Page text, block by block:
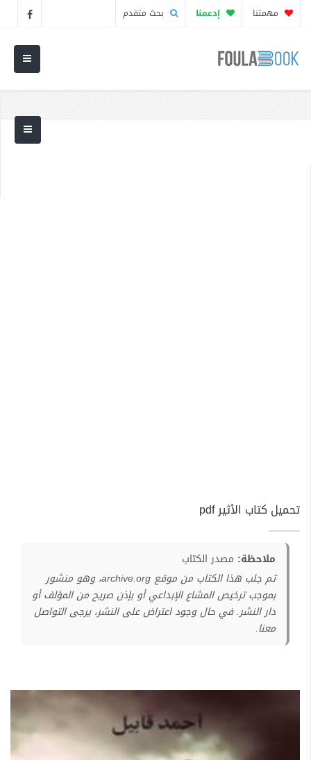
مهمتنا إدعمنا بحث متقدم
تحميل كتاب الأثير pdf
ملاحظة: مصدر الكتاب
تم جلب هذا الكتاب من موقع archive.org، وهو منشور
بموجب ترخيص المشاع الإبداعي أو بإذن صريح من المؤلف أو
دار النشر. في حال وجود اعتراض على النشر، يرجى التواصل
معنا.